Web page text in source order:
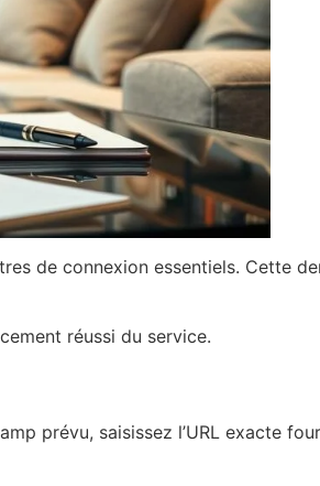
de connexion essentiels. Cette
réussi du service.
prévu, saisissez l’URL exacte